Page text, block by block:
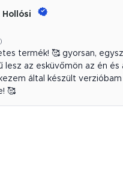
termék! 🥰 gyorsan,
lesz az esküvőmön az én
által készült
🥰